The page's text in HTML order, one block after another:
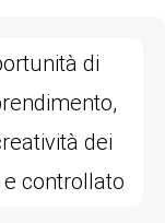
di
dei
controllato